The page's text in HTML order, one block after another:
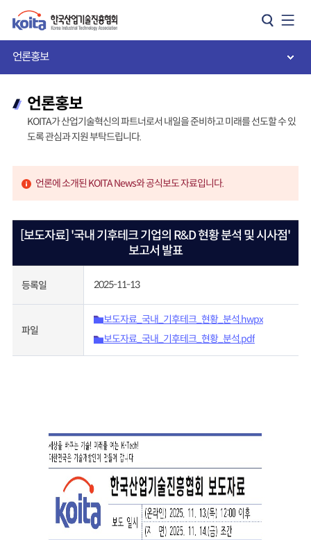
언론홍보
언론홍보
KOITA가 산업기술혁신의 파트너로서 내일을 준비하고 미래를 선도할 수 있
도록 관심과 지원 부탁드립니다.
언론에 소개된 KOITA News와 공식보도 자료입니다.
[보도자료] '국내 기후테크 기업의 R&D 현황 분석 및 시사점'
보고서 발표
등록일 2025-11-13
파일
보도자료_국내_기후테크_현황_분석.hwpx
보도자료_국내_기후테크_현황_분석.pdf